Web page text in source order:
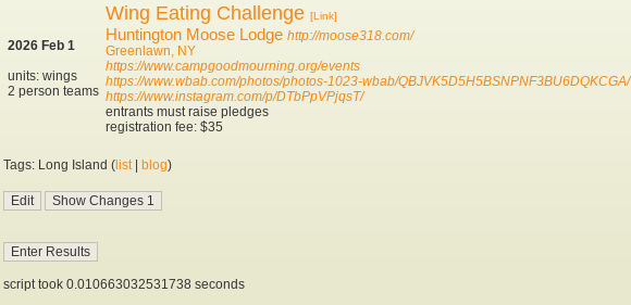
2026 Feb 1
units: wings
2 person teams
Wing Eating Challenge [Link]
Huntington Moose Lodge http://moose318.com/
Greenlawn, NY
https://www.campgoodmourning.org/events
https://www.wbab.com/photos/photos-1023-wbab/QBJVK5D5H5BSNPNF3BU6DQKCGA/
https://www.instagram.com/p/DTbPpVPjqsT/
entrants must raise pledges
registration fee: $35
Tags: Long Island ( list| blog)
script took 0.010663032531738 seconds